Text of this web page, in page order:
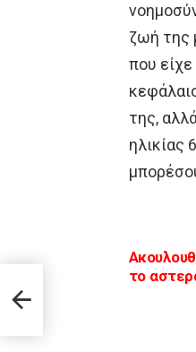
ζωή της
που
της,
ηλικίας
το